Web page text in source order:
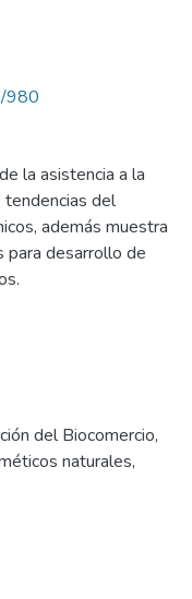
980
la asistencia a la
tendencias del
además muestra
para desarrollo de
del Biocomercio,
naturales,